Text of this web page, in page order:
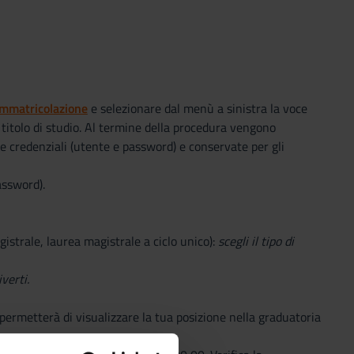
e selezionare dal menù a sinistra la voce
di studio. Al termine della procedura vengono
(utente e password) e conservate per gli
laurea magistrale a ciclo unico): scegli il tipo di
di visualizzare la tua posizione nella graduatoria